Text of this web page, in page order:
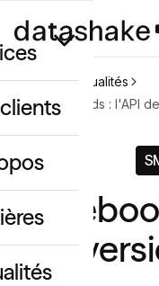
créatif IA
Accueil
Actualités
Facebook Ads : l'API